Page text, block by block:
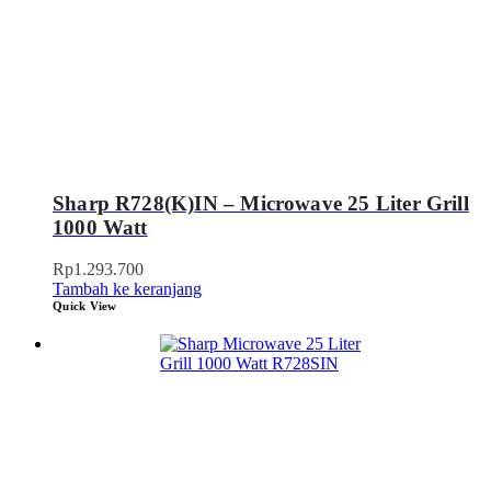
Sharp R728(K)IN – Microwave 25 Liter Grill
1000 Watt
Rp1.293.700
Tambah ke keranjang
Quick View